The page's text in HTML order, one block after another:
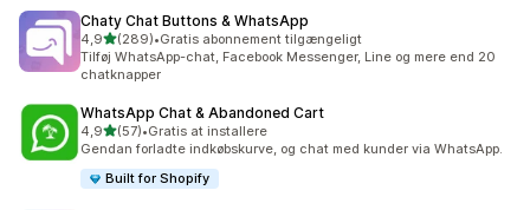
Chaty Chat Buttons & WhatsApp
4,9ud af 5 stjerner
(289)
289 anmeldelser i alt
•Gratis abonnement tilgængeligt
Tilføj WhatsApp-chat, Facebook Messenger, Line og mere end 20
chatknapper
WhatsApp Chat & Abandoned Cart
4,9ud af 5 stjerner
(57)
57 anmeldelser i alt
•Gratis at installere
Gendan forladte indkøbskurve, og chat med kunder via WhatsApp.
Built for Shopify